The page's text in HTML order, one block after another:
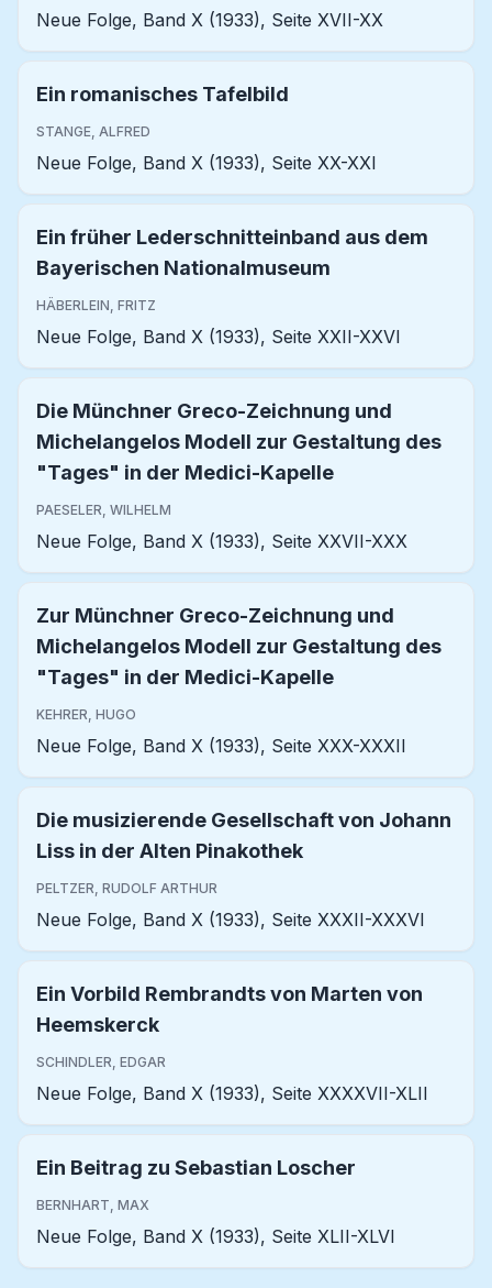
Neue Folge, Band X (1933), Seite XVII-XX
Ein romanisches Tafelbild
STANGE, ALFRED
Neue Folge, Band X (1933), Seite XX-XXI
Ein früher Lederschnitteinband aus dem
Bayerischen Nationalmuseum
HÄBERLEIN, FRITZ
Neue Folge, Band X (1933), Seite XXII-XXVI
Die Münchner Greco-Zeichnung und
Michelangelos Modell zur Gestaltung des
"Tages" in der Medici-Kapelle
PAESELER, WILHELM
Neue Folge, Band X (1933), Seite XXVII-XXX
Zur Münchner Greco-Zeichnung und
Michelangelos Modell zur Gestaltung des
"Tages" in der Medici-Kapelle
KEHRER, HUGO
Neue Folge, Band X (1933), Seite XXX-XXXII
Die musizierende Gesellschaft von Johann
Liss in der Alten Pinakothek
PELTZER, RUDOLF ARTHUR
Neue Folge, Band X (1933), Seite XXXII-XXXVI
Ein Vorbild Rembrandts von Marten von
Heemskerck
SCHINDLER, EDGAR
Neue Folge, Band X (1933), Seite XXXXVII-XLII
Ein Beitrag zu Sebastian Loscher
BERNHART, MAX
Neue Folge, Band X (1933), Seite XLII-XLVI